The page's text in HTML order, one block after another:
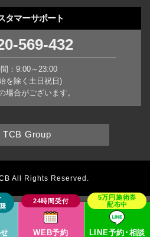
タマーサポート
569-432
：9:00～23:00
を除く土日祝日)
場合がございます。
TCB Group
WEB予約 LINE予約･相談
All Rights Reserved.